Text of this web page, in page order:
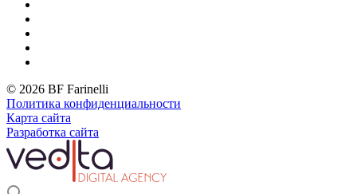
© 2026 BF Farinelli
Политика конфиденциальности
Карта сайта
Разработка сайта